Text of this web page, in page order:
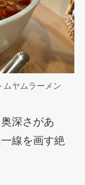
ムヤムラーメン
深さがあ
線を画す絶